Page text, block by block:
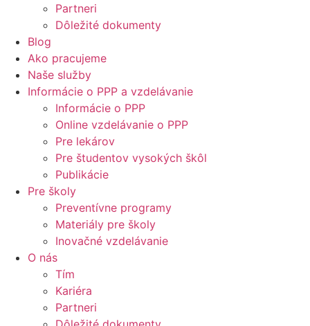
Partneri
Dôležité dokumenty
Blog
Ako pracujeme
Naše služby
Informácie o PPP a vzdelávanie
Informácie o PPP
Online vzdelávanie o PPP
Pre lekárov
Pre študentov vysokých škôl
Publikácie
Pre školy
Preventívne programy
Materiály pre školy
Inovačné vzdelávanie
O nás
Tím
Kariéra
Partneri